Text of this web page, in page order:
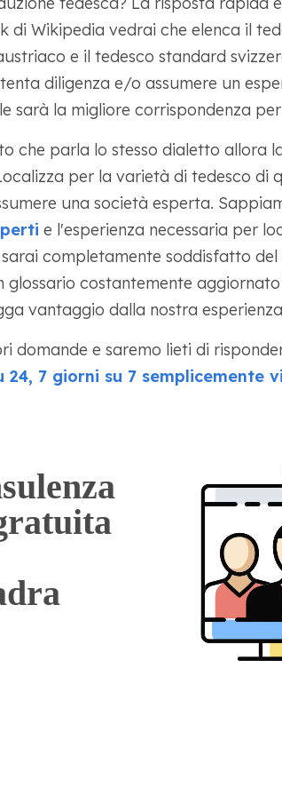
di Wikipedia vedrai che elenca il
e il tedesco standard
diligenza e/o assumere un
sarà la migliore corrispondenza
che parla lo stesso dialetto allora
per la varietà di tedesco di
una società esperta.
e l'esperienza necessaria per
completamente soddisfatto del
costantemente
vantaggio dalla nostra
domande e saremo lieti di
7 giorni su 7 semplicemente